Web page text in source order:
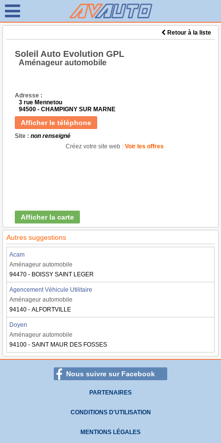
Retour à la liste
Soleil Auto Evolution GPL
Aménageur automobile
Adresse :
3 rue Mennetou
94500 - CHAMPIGNY SUR MARNE
Afficher le téléphone
Site : non renseigné
Créez votre site web : Voir les offres
Afficher la carte
Autres suggestions
Acam
Aménageur automobile
94470 - BOISSY SAINT LEGER
Agencement Véhicule Utilitaire
Aménageur automobile
94140 - ALFORTVILLE
Doyen
Aménageur automobile
94100 - SAINT MAUR DES FOSSES
Nous suivre sur Facebook
PARTENAIRES
CONDITIONS D'UTILISATION
MENTIONS LÉGALES